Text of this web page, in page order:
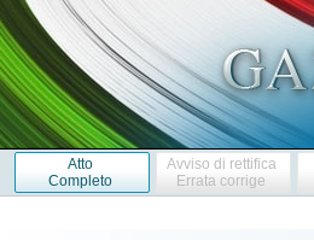
Atto
Completo
Avviso di rettifica
Errata corrige